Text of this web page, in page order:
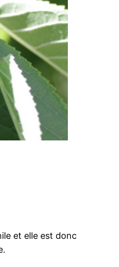
et elle est donc